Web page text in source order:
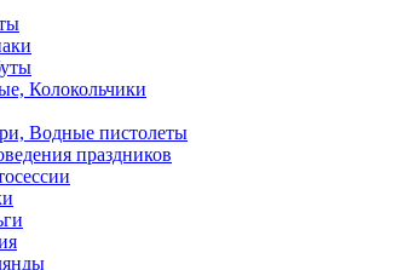
Колокольчики
Водные пистолеты
праздников